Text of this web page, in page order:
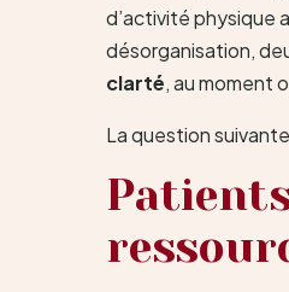
d’activité physique
désorganisation,
clarté, au moment
La question